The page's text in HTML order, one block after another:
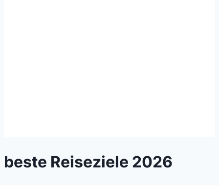
beste Reiseziele 2026